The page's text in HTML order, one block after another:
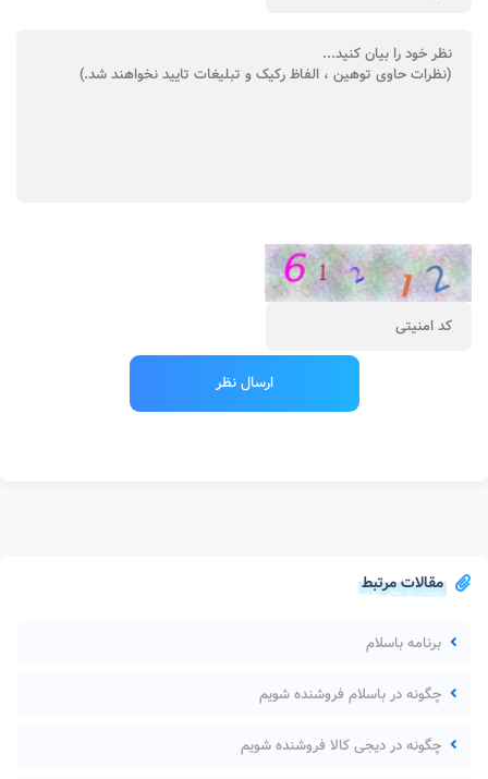
مقالات مرتبط
برنامه باسلام
چگونه در باسلام فروشنده شویم
چگونه در دیجی کالا فروشنده شویم